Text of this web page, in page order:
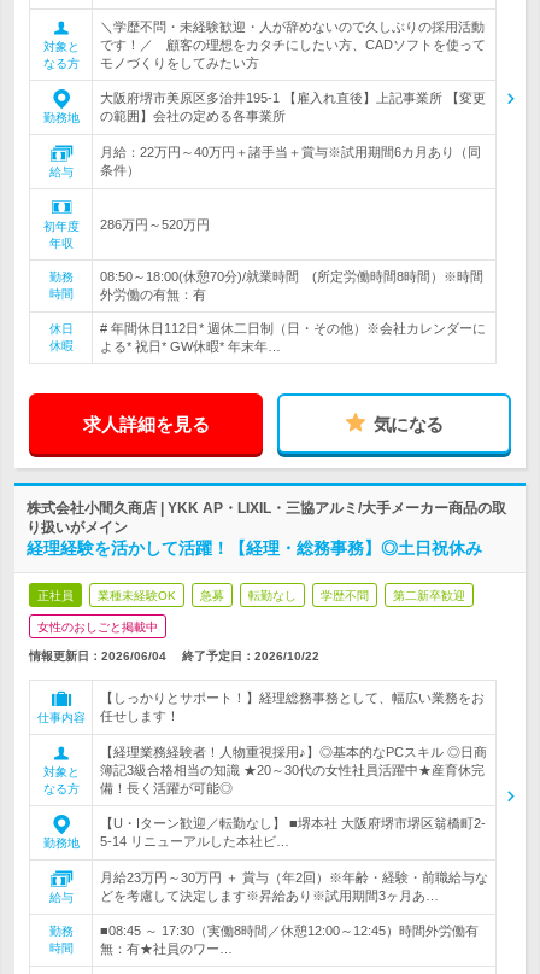
対象と
なる方
＼学歴不問・未経験歓迎・人が辞めないので久しぶりの採用活動
です！／ 顧客の理想をカタチにしたい方、CADソフトを使って
モノづくりをしてみたい方
勤務地
大阪府堺市美原区多治井195-1 【雇入れ直後】上記事業所 【変更
の範囲】会社の定める各事業所
給与
月給：22万円～40万円＋諸手当＋賞与※試用期間6カ月あり（同
条件）
初年度
年収
286万円～520万円
勤務
時間
08:50～18:00(休憩70分)/就業時間 (所定労働時間8時間）※時間
外労働の有無：有
休日
休暇
# 年間休日112日* 週休二日制（日・その他）※会社カレンダーに
よる* 祝日* GW休暇* 年末年…
求人詳細を見る 気になる
株式会社小間久商店 | YKK AP・LIXIL・三協アルミ/大手メーカー商品の取
り扱いがメイン
経理経験を活かして活躍！【経理・総務事務】◎土日祝休み
正社員 業種未経験OK 急募 転勤なし 学歴不問 第二新卒歓迎
女性のおしごと掲載中
情報更新日：2026/06/04 終了予定日： 2026/10/22
仕事内容
【しっかりとサポート！】経理総務事務として、幅広い業務をお
任せします！
対象と
なる方
【経理業務経験者！人物重視採用♪】◎基本的なPCスキル ◎日商
簿記3級合格相当の知識 ★20～30代の女性社員活躍中★産育休完
備！長く活躍が可能◎
勤務地
【U・Iターン歓迎／転勤なし】 ■堺本社 大阪府堺市堺区翁橋町2-
5-14 リニューアルした本社ビ…
給与
月給23万円～30万円 ＋ 賞与（年2回）※年齢・経験・前職給与な
どを考慮して決定します※昇給あり※試用期間3ヶ月あ…
勤務
時間
■08:45 ～ 17:30（実働8時間／休憩12:00～12:45）時間外労働有
無：有★社員のワー…